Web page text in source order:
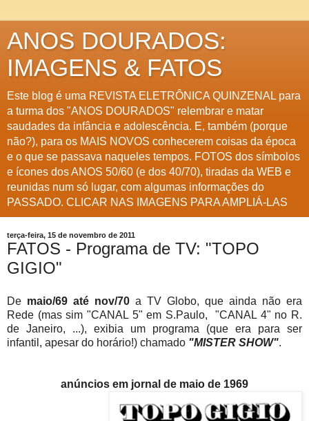
ANOS DOURADOS:
IMAGENS & FATOS
Este blog é uma REVISTA ELETRÔNICA QUINZENAL para
a turma dos "ANOS DOURADOS" relembrar e matar
saudades da infância e adolescência. E, também (porque
não?), para os MAIS NOVOS conhecerem coisas da época
e o que se passava naqueles tempos. FOTOS dos símbolos
e ícones dos ANOS 50/60 (e dos 40/70), tiradas da WEB e
reunidas num só lugar, com algumas informações do
PASSADO. CLICAR NAS IMAGENS PARA AMPLIÁ-LAS
terça-feira, 15 de novembro de 2011
FATOS - Programa de TV: "TOPO
GIGIO"
De maio/69 até nov/70 a TV Globo, que ainda não era
Rede (mas sim "CANAL 5" em S.Paulo, "CANAL 4" no R.
de Janeiro, ...), exibia um programa (que era para ser
infantil, apesar do horário!) chamado "MISTER SHOW".
anúncios em jornal de maio de 1969